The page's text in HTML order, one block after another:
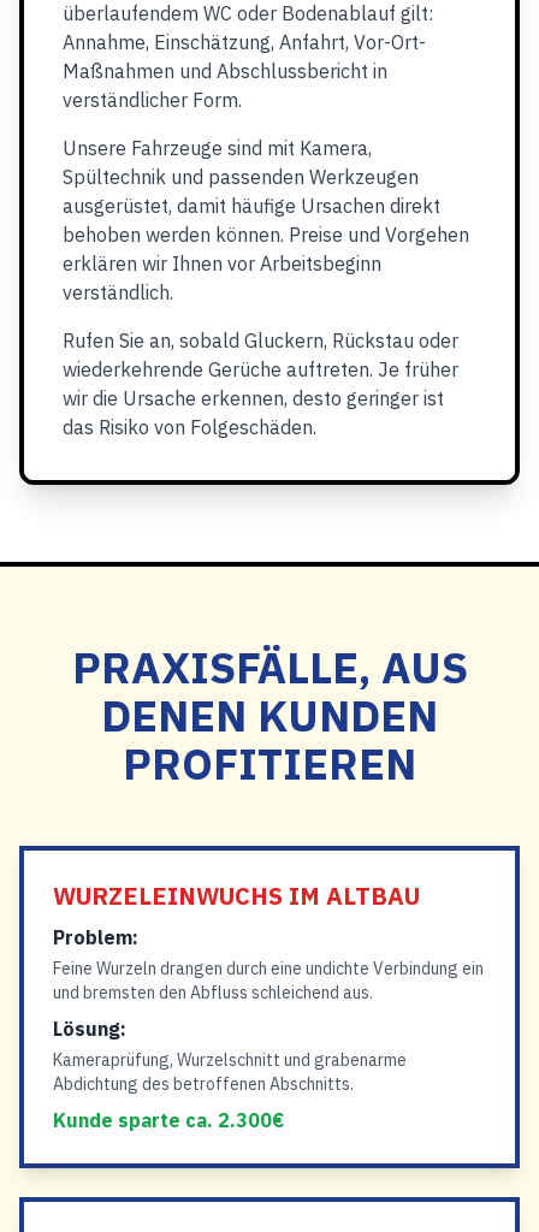
überlaufendem WC oder Bodenablauf gilt:
Annahme, Einschätzung, Anfahrt, Vor-Ort-
Maßnahmen und Abschlussbericht in
verständlicher Form.
Unsere Fahrzeuge sind mit Kamera,
Spültechnik und passenden Werkzeugen
ausgerüstet, damit häufige Ursachen direkt
behoben werden können. Preise und Vorgehen
erklären wir Ihnen vor Arbeitsbeginn
verständlich.
Rufen Sie an, sobald Gluckern, Rückstau oder
wiederkehrende Gerüche auftreten. Je früher
wir die Ursache erkennen, desto geringer ist
das Risiko von Folgeschäden.
PRAXISFÄLLE, AUS
DENEN KUNDEN
PROFITIEREN
WURZELEINWUCHS IM ALTBAU
Problem:
Feine Wurzeln drangen durch eine undichte Verbindung ein
und bremsten den Abfluss schleichend aus.
Lösung:
Kameraprüfung, Wurzelschnitt und grabenarme
Abdichtung des betroffenen Abschnitts.
Kunde sparte ca. 2.300€